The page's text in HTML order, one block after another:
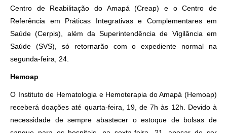
Centro de Reabilitação do Amapá (Creap) e o Centro de
Referência em Práticas Integrativas e Complementares em
Saúde (Cerpis), além da Superintendência de Vigilância em
Saúde (SVS), só retornarão com o expediente normal na
segunda-feira, 24.
Hemoap
O Instituto de Hematologia e Hemoterapia do Amapá (Hemoap)
receberá doações até quarta-feira, 19, de 7h às 12h. Devido à
necessidade de sempre abastecer o estoque de bolsas de